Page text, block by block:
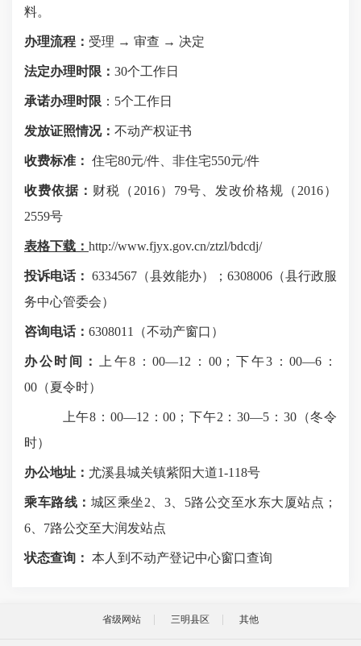
料。
办理流程： 受理 → 审查 → 决定
法定办理时限： 30个工作日
承诺办理时限 ： 5个工作日
发放证照情况： 不动产权证书
收费标准： 住宅80元/件、非住宅550元/件
收费依据： 财税（ 2016） 79号、发改价格规（ 2016）
2559号
表格下载： http://www.fjyx.gov.cn/ztzl/bdcdj/
投诉电话： 6334567 （县效能办）； 6308006 （县行政服
务中心管委会）
咨询电话： 6308011 （不动产窗口）
办公时间： 上午8 ：00—12 ： 00；下午3 ：00—6 ：
00 （夏令时）
上午8 ： 00—12 ：00 ；下午2 ：30—5 ： 30（冬令
时）
办公地址： 尤溪县城关镇紫阳大道1-118号
乘车路线： 城区乘坐2 3、 5路公交至水东大厦站点；
6
7路公交至大润发站点
状态查询： 本人到 不动产登记中心窗口查询
省级网站 三明县区 其他